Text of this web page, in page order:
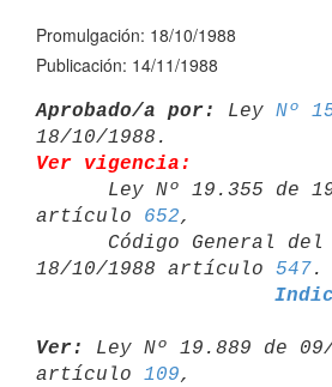
Promulgación: 18/10/1988
Publicación: 14/11/1988
Aprobado/a por: Ley Nº
Ver vigencia:
artículo 652,
18/10/1988 artículo 547
Ver:
Ley Nº 19.889 de
artículo 109,